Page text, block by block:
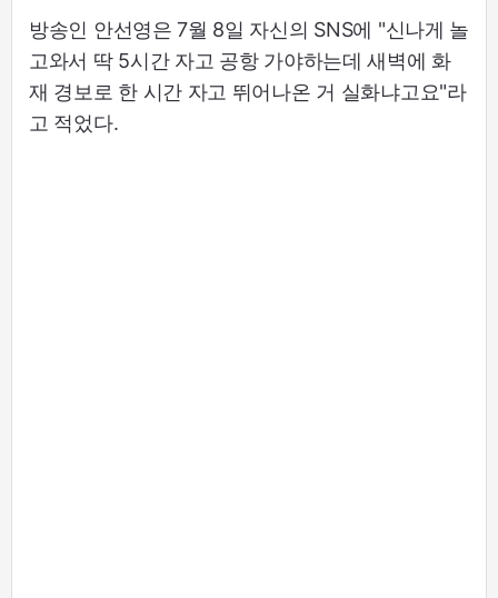
방송인 안선영은 7월 8일 자신의 SNS에 "신나게 놀
고와서 딱 5시간 자고 공항 가야하는데 새벽에 화
재 경보로 한 시간 자고 뛰어나온 거 실화냐고요"라
고 적었다.